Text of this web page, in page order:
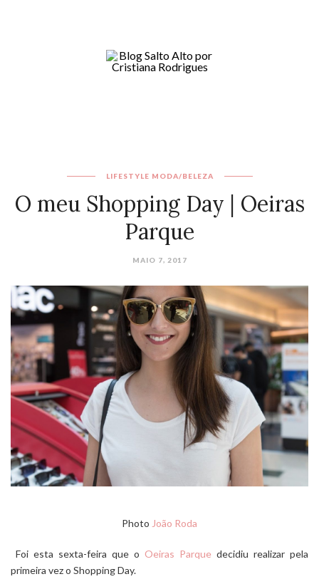
LIFESTYLE MODA/BELEZA
O meu Shopping Day | Oeiras
Parque
MAIO 7, 2017
Photo João Roda
Foi esta sexta-feira que o Oeiras Parque decidiu realizar pela
primeira vez o Shopping Day.